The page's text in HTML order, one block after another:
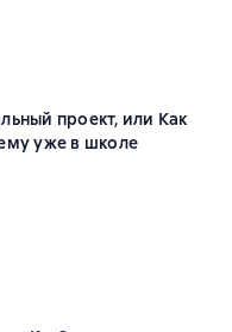
проект, или Как
уже в школе
5 на основе 2 оценок